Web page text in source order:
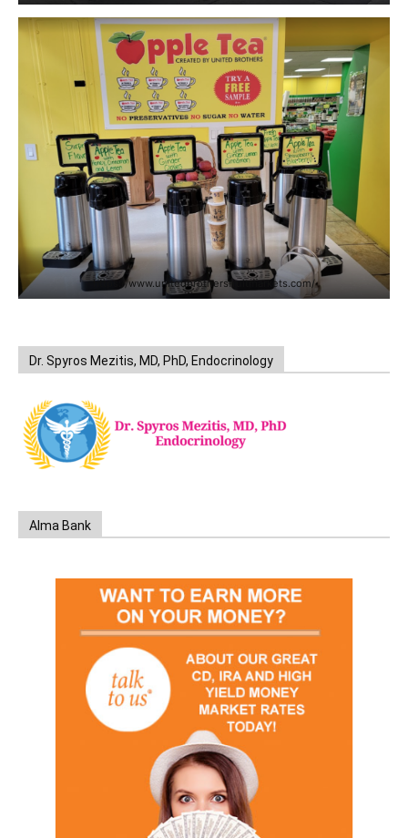
https://www.unitedbrothersfruitmarkets.com/
Dr. Spyros Mezitis, MD, PhD, Endocrinology
Alma Bank